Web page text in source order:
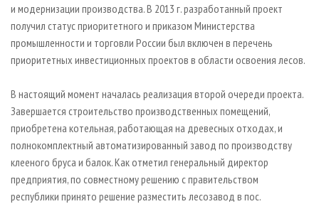
и модернизации производства. В 2013 г. разработанный проект
получил статус приоритетного и приказом Министерства
промышленности и торговли России был включен в перечень
приоритетных инвестиционных проектов в области освоения лесов.
В настоящий момент началась реализация второй очереди проекта.
Завершается строительство производственных помещений,
приобретена котельная, работающая на древесных отходах, и
полнокомплектный автоматизированный завод по производству
клееного бруса и балок. Как отметил генеральный директор
предприятия, по совместному решению с правительством
республики принято решение разместить лесозавод в пос.